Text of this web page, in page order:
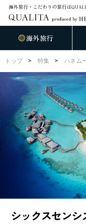
海外旅行・こだわりの旅行は
海外旅行
トップ 特集 ハネム
シックスセンシ